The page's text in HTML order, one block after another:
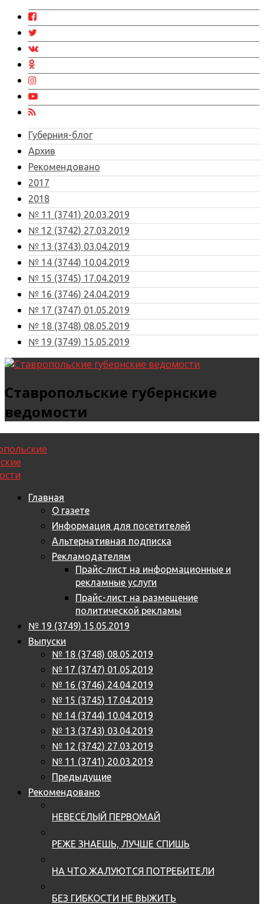
Губерния-блог
Архив
Рекомендовано
2017
2018
№ 11 (3741) 20.03.2019
№ 12 (3742) 27.03.2019
№ 13 (3743) 03.04.2019
№ 14 (3744) 10.04.2019
№ 15 (3745) 17.04.2019
№ 16 (3746) 24.04.2019
№ 17 (3747) 01.05.2019
№ 18 (3748) 08.05.2019
№ 19 (3749) 15.05.2019
Ставропольские губернские
ведомости
Главная
О газете
Информация для посетителей
Альтернативная подписка
Рекламодателям
Прайс-лист на информационные и
рекламные услуги
Прайс-лист на размещение
политической рекламы
№ 19 (3749) 15.05.2019
Выпуски
№ 18 (3748) 08.05.2019
№ 17 (3747) 01.05.2019
№ 16 (3746) 24.04.2019
№ 15 (3745) 17.04.2019
№ 14 (3744) 10.04.2019
№ 13 (3743) 03.04.2019
№ 12 (3742) 27.03.2019
№ 11 (3741) 20.03.2019
Предыдущие
Рекомендовано
НЕВЕСЁЛЫЙ ПЕРВОМАЙ
РЕЖЕ ЗНАЕШЬ, ЛУЧШЕ СПИШЬ
НА ЧТО ЖАЛУЮТСЯ ПОТРЕБИТЕЛИ
БЕЗ ГИБКОСТИ НЕ ВЫЖИТЬ